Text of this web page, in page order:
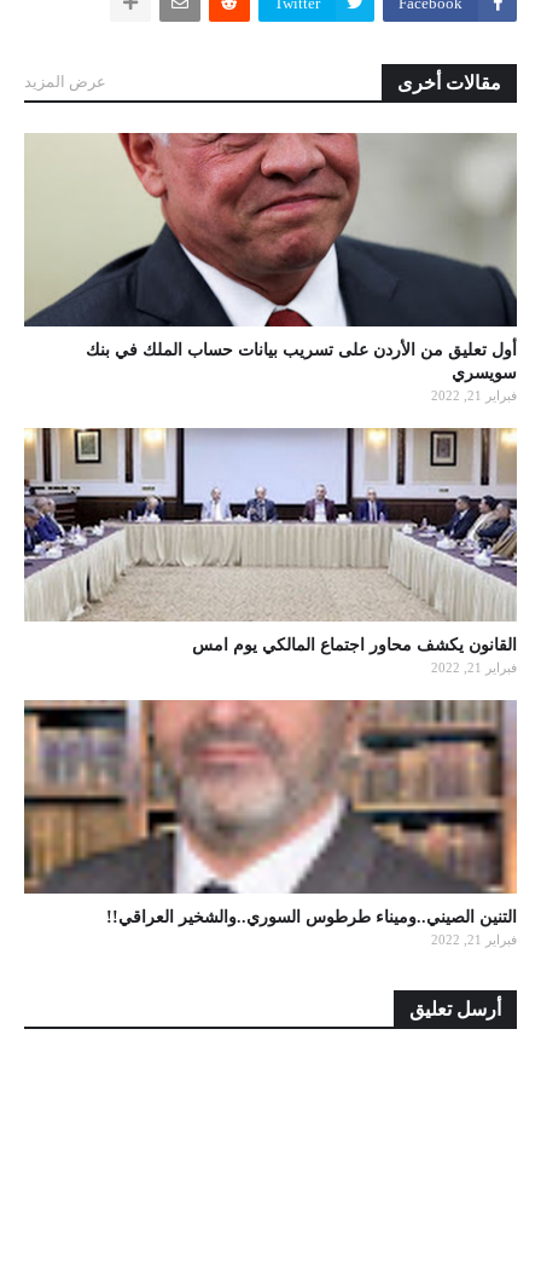
مقالات أخرى عرض المزيد
أول تعليق من الأردن على تسريب بيانات حساب الملك في بنك
سويسري
فبراير 21, 2022
القانون يكشف محاور اجتماع المالكي يوم امس
فبراير 21, 2022
التنين الصيني..وميناء طرطوس السوري..والشخير العراقي!!
فبراير 21, 2022
أرسل تعليق